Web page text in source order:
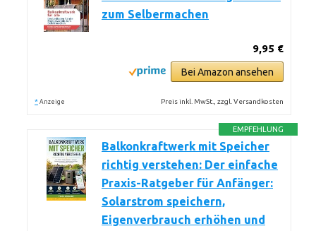
zum Selbermachen
9,95 €
Bei Amazon ansehen
* Anzeige Preis inkl. MwSt., zzgl. Versandkosten
EMPFEHLUNG
Balkonkraftwerk mit Speicher
richtig verstehen: Der einfache
Praxis-Ratgeber für Anfänger:
Solarstrom speichern,
Eigenverbrauch erhöhen und